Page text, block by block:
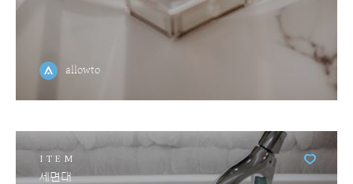
allowto
ITEM
세면대